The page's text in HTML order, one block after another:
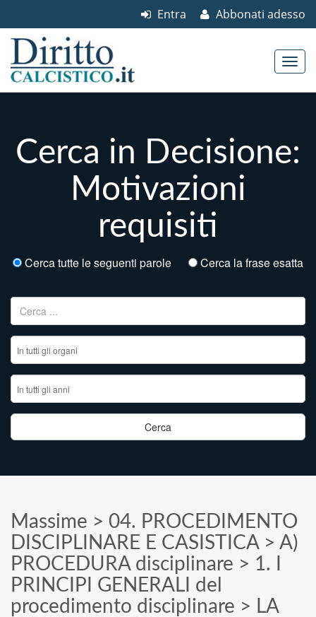
Abbonati adesso
Entra
Cerca in Decisione:
Motivazioni
requisiti
Cerca tutte le seguenti parole Cerca la frase esatta
Ricerca per:
Massime > 04. PROCEDIMENTO
DISCIPLINARE E CASISTICA> A)
PROCEDURA disciplinare > 1. I
PRINCIPI GENERALI del
procedimento disciplinare > LA